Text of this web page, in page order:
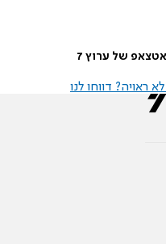
של ערוץ 7
ראויה? דווחו לנו